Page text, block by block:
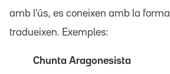
amb l'ús, es coneixen amb la
tradueixen. Exemples:
Chunta Aragonesista